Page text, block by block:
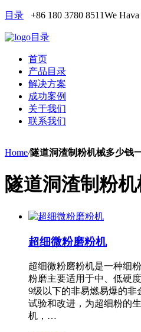
目录 +86 180 3780 8511We
目录
首页
产品目录
解决方案
成功案例
关于我们
联系我们
Home/隧道洞渣制粉机械多少钱
隧道洞渣制粉
超细微粉磨粉机
超细微粉磨粉机是一种细
粉磨主要适用于中、低硬
9级以下的非易燃易爆的非
试验和改进，为超细粉的
机，…